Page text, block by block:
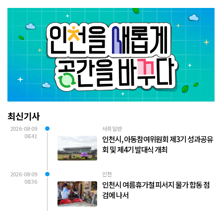
최신기사
2026-08-09
08:41
사회일반
인천시, 아동참여위원회 제3기 성과공유
회 및 제4기 발대식 개최
2026-08-09
08:36
인천
인천시 여름휴가철 피서지 물가 합동 점
검에 나서